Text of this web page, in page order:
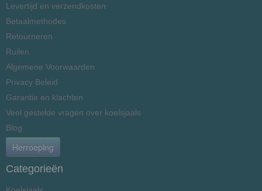
Levertijd en verzendkosten
Betaalmethodes
Retourneren
Ruilen
Algemene Voorwaarden
Privacy Beleid
Garantie en klachten
Veel gestelde vragen over koelsjaals
Blog
Herroeping
Categorieën